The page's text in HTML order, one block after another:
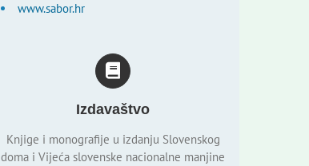
www.sabor.hr
Izdavaštvo
Knjige i monografije u izdanju Slovenskog
doma i Vijeća slovenske nacionalne manjine